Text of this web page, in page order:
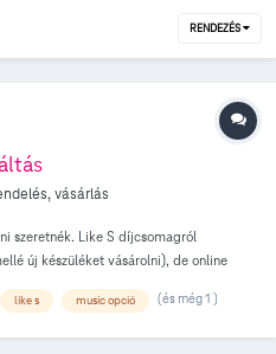
RENDEZÉS
vásárlás
szeretnék. Like S díjcsomagról
új készüléket vásárolni), de online
előbb díjcsomagot váltani, de azon
like s music opció (és még 1 )